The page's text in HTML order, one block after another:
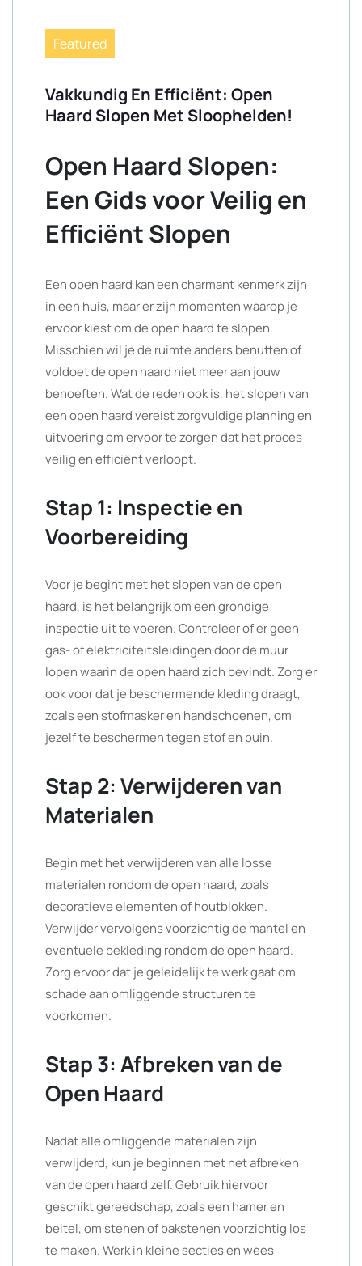
Featured
Vakkundig En Efficiënt: Open
Haard Slopen Met Sloophelden!
Open Haard Slopen:
Een Gids voor Veilig en
Efficiënt Slopen
Een open haard kan een charmant kenmerk zijn
in een huis, maar er zijn momenten waarop je
ervoor kiest om de open haard te slopen.
Misschien wil je de ruimte anders benutten of
voldoet de open haard niet meer aan jouw
behoeften. Wat de reden ook is, het slopen van
een open haard vereist zorgvuldige planning en
uitvoering om ervoor te zorgen dat het proces
veilig en efficiënt verloopt.
Stap 1: Inspectie en
Voorbereiding
Voor je begint met het slopen van de open
haard, is het belangrijk om een grondige
inspectie uit te voeren. Controleer of er geen
gas- of elektriciteitsleidingen door de muur
lopen waarin de open haard zich bevindt. Zorg er
ook voor dat je beschermende kleding draagt,
zoals een stofmasker en handschoenen, om
jezelf te beschermen tegen stof en puin.
Stap 2: Verwijderen van
Materialen
Begin met het verwijderen van alle losse
materialen rondom de open haard, zoals
decoratieve elementen of houtblokken.
Verwijder vervolgens voorzichtig de mantel en
eventuele bekleding rondom de open haard.
Zorg ervoor dat je geleidelijk te werk gaat om
schade aan omliggende structuren te
voorkomen.
Stap 3: Afbreken van de
Open Haard
Nadat alle omliggende materialen zijn
verwijderd, kun je beginnen met het afbreken
van de open haard zelf. Gebruik hiervoor
geschikt gereedschap, zoals een hamer en
beitel, om stenen of bakstenen voorzichtig los
te maken. Werk in kleine secties en wees